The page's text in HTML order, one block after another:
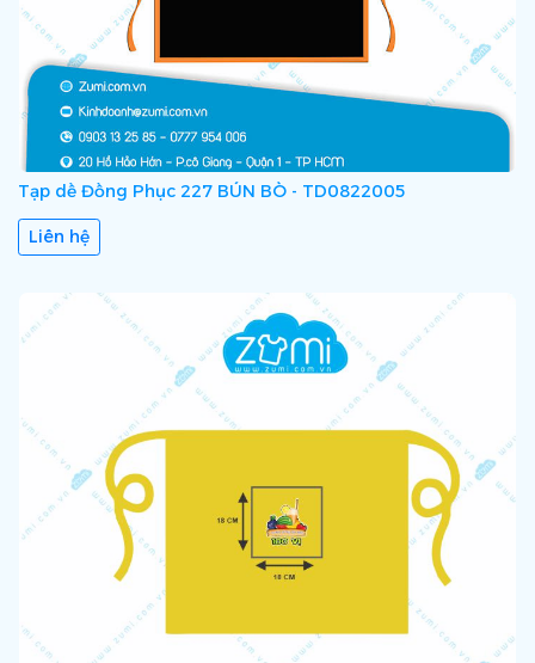
Tạp dề Đồng Phục 227 BÚN BÒ - TD0822005
Liên hệ